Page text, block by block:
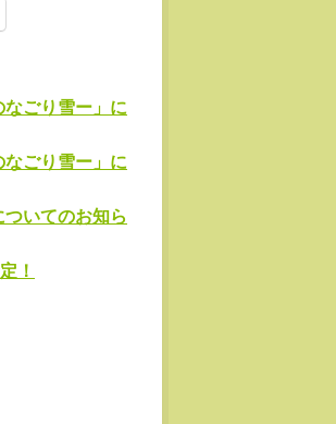
なごり雪ー」に
ごり雪ー」に
いてのお知ら
！